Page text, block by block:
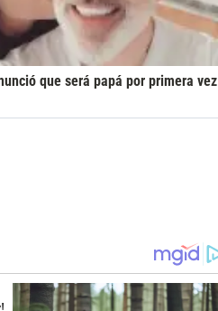
que será papá por primera vez